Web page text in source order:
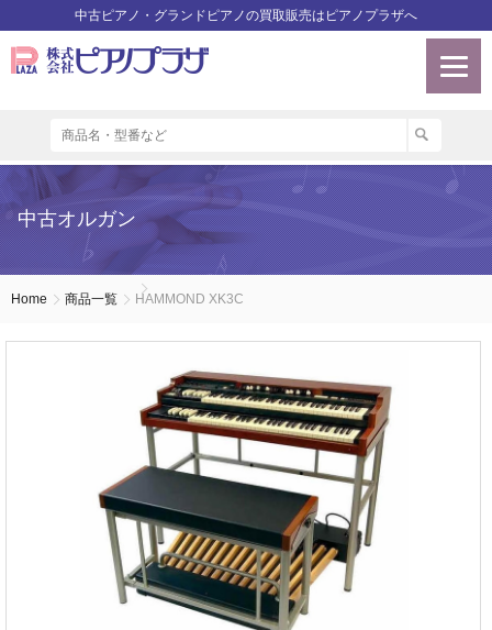
中古ピアノ・グランドピアノの買取販売はピアノプラザへ
中古オルガン
Home 商品一覧 HAMMOND XK3C